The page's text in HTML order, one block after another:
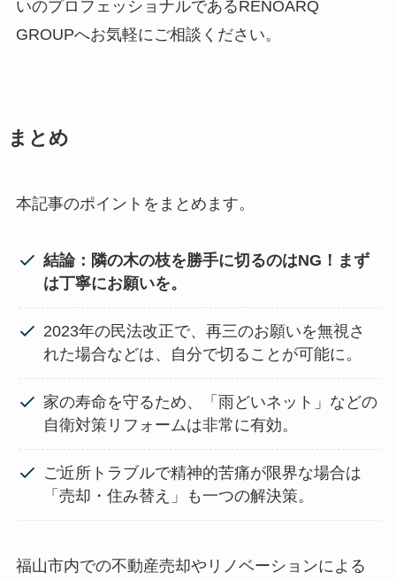
いのプロフェッショナルであるRENOARQ
GROUPへお気軽にご相談ください。
まとめ
本記事のポイントをまとめます。
結論：隣の木の枝を勝手に切るのはNG！まず
は丁寧にお願いを。
2023年の民法改正で、再三のお願いを無視さ
れた場合などは、自分で切ることが可能に。
家の寿命を守るため、「雨どいネット」などの
自衛対策リフォームは非常に有効。
ご近所トラブルで精神的苦痛が限界な場合は
「売却・住み替え」も一つの解決策。
福山市内での不動産売却やリノベーションによる